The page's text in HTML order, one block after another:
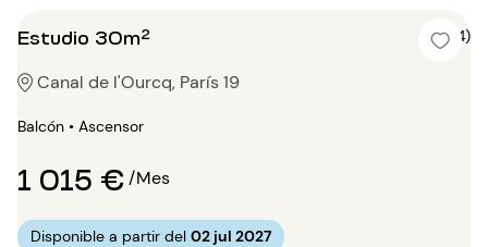
Estudio 30m² 5 (4)
Canal de l'Ourcq, París 19
Balcón • Ascensor
1 015 €/Mes
Disponible a partir del 02 jul 2027